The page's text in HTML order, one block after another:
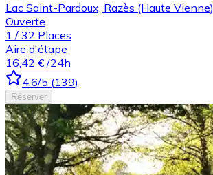
Lac Saint-Pardoux, Razès (Haute Vienne)
Ouverte
1 / 32 Places
Aire d'étape
16,42 € /24h
4.6/5 (139)
Réserver